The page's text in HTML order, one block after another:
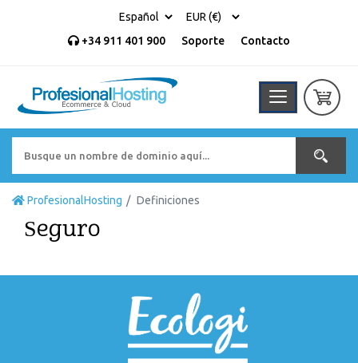
+34 911 401 900 Soporte Contacto
ProfesionalHosting Definiciones
Seguro